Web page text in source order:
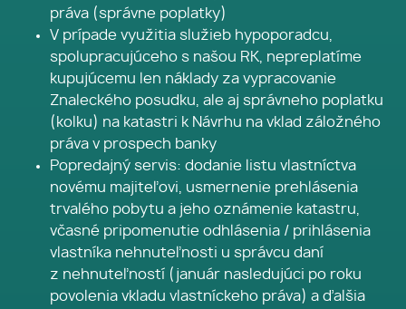
práva (správne poplatky)
V prípade využitia služieb hypoporadcu,
spolupracujúceho s našou RK, nepreplatíme
kupujúcemu len náklady za vypracovanie
Znaleckého posudku, ale aj správneho poplatku
(kolku) na katastri k Návrhu na vklad záložného
práva v prospech banky
Popredajný servis: dodanie listu vlastníctva
novému majiteľovi, usmernenie prehlásenia
trvalého pobytu a jeho oznámenie katastru,
včasné pripomenutie odhlásenia / prihlásenia
vlastníka nehnuteľnosti u správcu daní
z nehnuteľností (január nasledujúci po roku
povolenia vkladu vlastníckeho práva) a ďalšia